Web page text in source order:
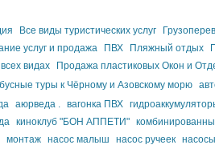
Все виды туристических услуг
услуг и продажа ПВХ Пляжный отдых
видах
Продажа пластиковых Окон и
туры к Чёрному и Азовскому морю
аюрведа . вагонка ПВХ
киноклуб "БОН АППЕТИ"
монтаж насос малыш насос ручеек насосы